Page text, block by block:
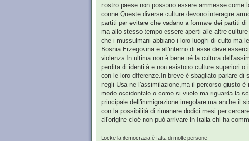
nostro paese non possono essere ammesse come
donne.Queste diverse culture devono interagire
partiti per evitare che vadano a formare dei partiti
ma allo stesso tempo essere aperti alle altre
che i mussulmani abbiano i loro luoghi di culto ma
Bosnia Erzegovina e all'interno di esse deve
violenza.In ultima non è bene né la cultura
perdita di identità e non esistono culture superiori
con le loro dfferenze.In breve è sbagliato parlare
negli Usa ne l'assimilazione,ma il percorso giusto
modo occidentale o come si vuole ma riguarda la
principale dell'immigrazione irregolare ma anche il
con la possibilità di rimanere dodici mesi per
all'origine cioè non può arrivare in Italia chi ha
Locke la democrazia è fatta di molte persone